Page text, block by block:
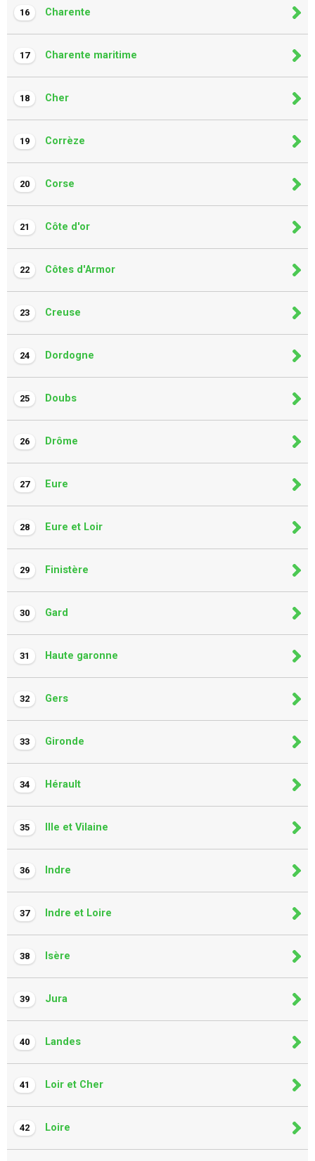
16 Charente
17 Charente maritime
18 Cher
19 Corrèze
20 Corse
21 Côte d'or
22 Côtes d'Armor
23 Creuse
24 Dordogne
25 Doubs
26 Drôme
27 Eure
28 Eure et Loir
29 Finistère
30 Gard
31 Haute garonne
32 Gers
33 Gironde
34 Hérault
35 Ille et Vilaine
36 Indre
37 Indre et Loire
38 Isère
39 Jura
40 Landes
41 Loir et Cher
42 Loire